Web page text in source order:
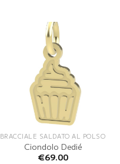
BRACCIALE SALDATO AL POLSO
Ciondolo Dedié
€69.00